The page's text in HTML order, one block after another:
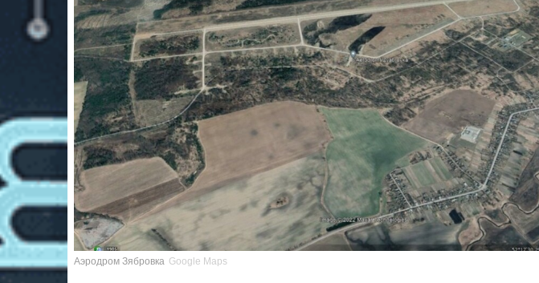
Аэродром Зябровка Google Maps